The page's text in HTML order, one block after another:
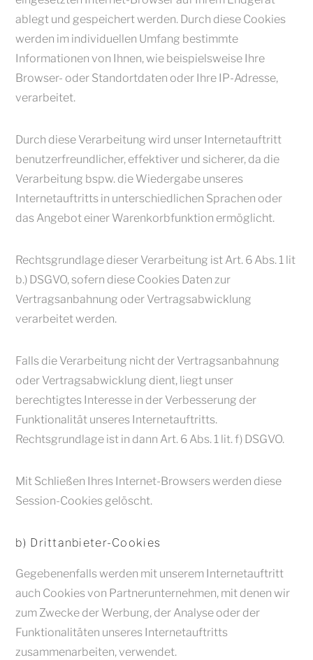
ablegt und gespeichert werden. Durch diese Cookies
werden im individuellen Umfang bestimmte
Informationen von Ihnen, wie beispielsweise Ihre
Browser- oder Standortdaten oder Ihre IP-Adresse,
verarbeitet.
Durch diese Verarbeitung wird unser Internetauftritt
benutzerfreundlicher, effektiver und sicherer, da die
Verarbeitung bspw. die Wiedergabe unseres
Internetauftritts in unterschiedlichen Sprachen oder
das Angebot einer Warenkorbfunktion ermöglicht.
Rechtsgrundlage dieser Verarbeitung ist Art. 6 Abs. 1 lit
b.) DSGVO, sofern diese Cookies Daten zur
Vertragsanbahnung oder Vertragsabwicklung
verarbeitet werden.
Falls die Verarbeitung nicht der Vertragsanbahnung
oder Vertragsabwicklung dient, liegt unser
berechtigtes Interesse in der Verbesserung der
Funktionalität unseres Internetauftritts.
Rechtsgrundlage ist in dann Art. 6 Abs. 1 lit. f) DSGVO.
Mit Schließen Ihres Internet-Browsers werden diese
Session-Cookies gelöscht.
b) Drittanbieter-Cookies
Gegebenenfalls werden mit unserem Internetauftritt
auch Cookies von Partnerunternehmen, mit denen wir
zum Zwecke der Werbung, der Analyse oder der
Funktionalitäten unseres Internetauftritts
zusammenarbeiten, verwendet.